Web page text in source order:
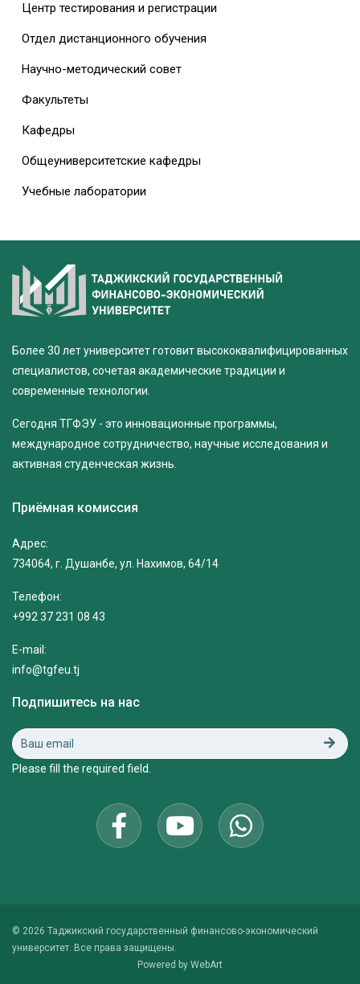
Центр тестирования и регистрации
Отдел дистанционного обучения
Научно-методический совет
Факультеты
Кафедры
Общеуниверситетские кафедры
Учебные лаборатории
Более 30 лет университет готовит высококвалифицированных
специалистов, сочетая академические традиции и
современные технологии.
Сегодня ТГФЭУ - это инновационные программы,
международное сотрудничество, научные исследования и
активная студенческая жизнь.
Приёмная комиссия
Адрес:
734064, г. Душанбе, ул. Нахимов, 64/14
Телефон:
+992 37 231 08 43
E-mail:
info@tgfeu.tj
Подпишитесь на нас
Please fill the required field.
© 2026 Таджикский государственный финансово-экономический
университет. Все права защищены.
Powered by WebArt